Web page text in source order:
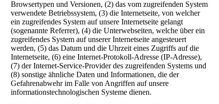
Browsertypen und Versionen, (2) das vom zugreifenden System
verwendete Betriebssystem, (3) die Internetseite, von welcher
ein zugreifendes System auf unsere Internetseite gelangt
(sogenannte Referrer), (4) die Unterwebseiten, welche über ein
zugreifendes System auf unserer Internetseite angesteuert
werden, (5) das Datum und die Uhrzeit eines Zugriffs auf die
Internetseite, (6) eine Internet-Protokoll-Adresse (IP-Adresse),
(7) der Internet-Service-Provider des zugreifenden Systems und
(8) sonstige ähnliche Daten und Informationen, die der
Gefahrenabwehr im Falle von Angriffen auf unsere
informationstechnologischen Systeme dienen.